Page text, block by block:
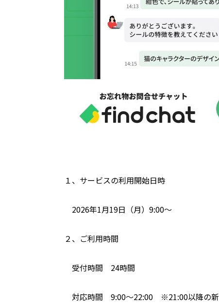
１、サービスの利用開始日時
2026年1月19日（月）9:00～
２、ご利用時間
受付時間 24時間
対応時間 9:00～22:00 ※21:00以降の新